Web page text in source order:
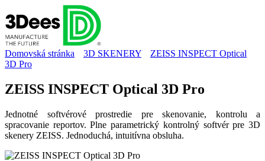
Domovská stránka 3D SKENERY
ZEISS INSPECT Optical
3D Pro
ZEISS INSPECT Optical 3D Pro
Jednotné softvérové prostredie pre skenovanie, kontrolu a
spracovanie reportov. Plne parametrický kontrolný softvér pre 3D
skenery ZEISS. Jednoduchá, intuitívna obsluha.